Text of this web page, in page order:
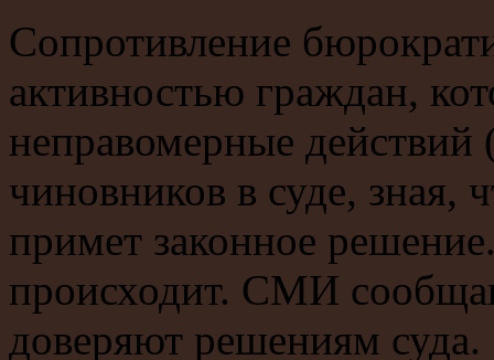
Сопротивление
активностью граждан,
неправомерные действий
чиновников в суде, зная,
примет законное
происходит. СМИ
доверяют решениям суда.